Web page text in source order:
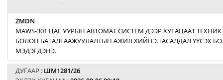
ZMDN
MAWS-301 ЦАГ УУРЫН АВТОМАТ СИСТЕМ ДЭЭР ХУГАЦААТ
БОЛОН БАТАЛГААЖУУЛАЛТЫН АЖИЛ ХИЙНЭ.ТАСАЛДАЛ ҮҮСЭХ
МЭДЭГДЭНЭ.
ДУГААР : ШМ1281/26